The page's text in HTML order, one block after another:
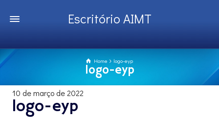
Escritório AIMT
Home logo-eyp
logo-eyp
10 de março de 2022
logo-eyp